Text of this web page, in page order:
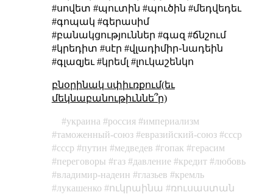
#սովետ #պուտին #պուծին #մեդվեդեւ
#գոպակ #գերասիմ
#բանակցություններ #գազ #ճնշում
#կրեդիտ #սէր #վլադիմիր֊նադեին
#գլազյեւ #կրեմլ #լուկաշենկո
բնօրինակ սփիւռքում(եւ
մեկնաբանութիւննե՞ր)
украина россия
империализм
таможенный-союз
евразийский-союз
cccp
ссср
путин медведев гопак
герасим
переговоры
газ давление кредит
любовь
владимир-надеин
глазьев
кремль
лукашенко
ուկրաինա
ռուսաստան